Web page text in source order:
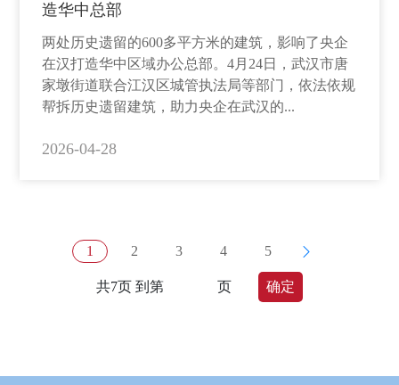
造华中总部
两处历史遗留的600多平方米的建筑，影响了央企
在汉打造华中区域办公总部。4月24日，武汉市唐
家墩街道联合江汉区城管执法局等部门，依法依规
帮拆历史遗留建筑，助力央企在武汉的...
2026-04-28
1 2 3 4 5
共7页 到第 页 确定